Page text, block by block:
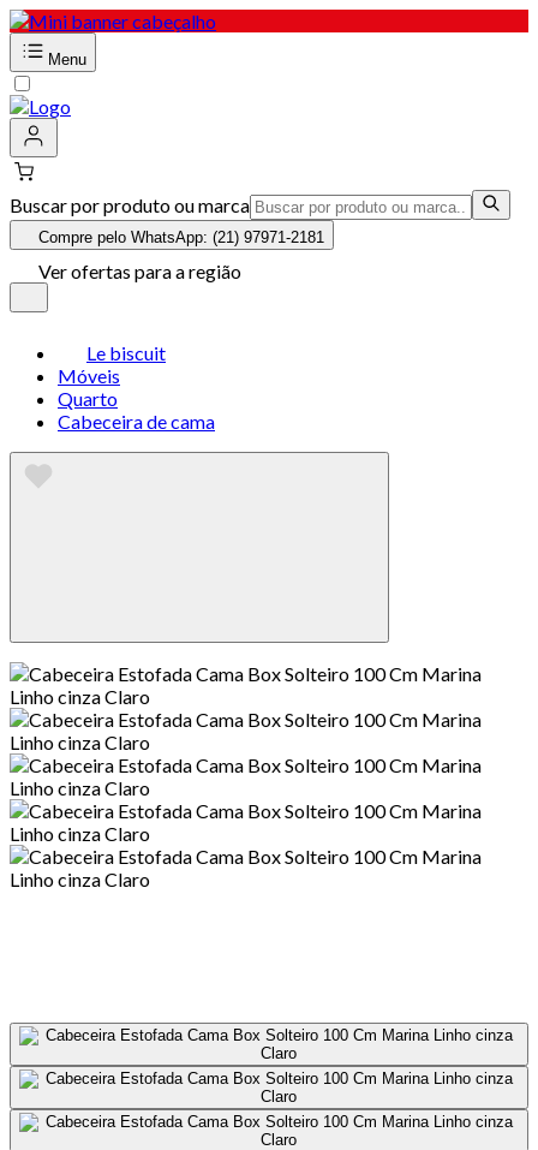
Menu
Buscar por produto ou marca
Compre pelo WhatsApp: (21) 97971-2181
Ver ofertas para a região
Le biscuit
Móveis
Quarto
Cabeceira de cama